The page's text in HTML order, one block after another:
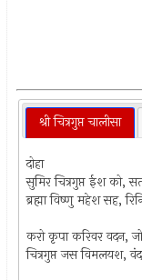
श्री चित्रगुप्त चालीसा
दोहा
सुमिर चित्रगुप्त ईश को,
ब्रह्मा विष्णु महेश सह,
करो कृपा करिवर वदन,
चित्रगुप्त जस विमलयश,